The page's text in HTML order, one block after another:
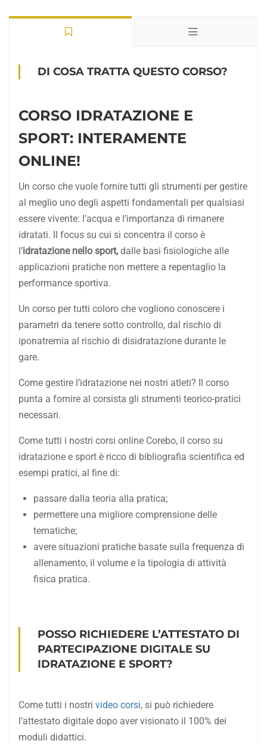
DI COSA TRATTA QUESTO CORSO?
CORSO IDRATAZIONE E
SPORT: INTERAMENTE
ONLINE!
Un corso che vuole fornire tutti gli strumenti per gestire
al meglio uno degli aspetti fondamentali per qualsiasi
essere vivente: l’acqua e l’importanza di rimanere
idratati. Il focus su cui si concentra il corso è
l’idratazione nello sport, dalle basi fisiologiche alle
applicazioni pratiche non mettere a repentaglio la
performance sportiva.
Un corso per tutti coloro che vogliono conoscere i
parametri da tenere sotto controllo, dal rischio di
iponatremia al rischio di disidratazione durante le
gare.
Come gestire l’idratazione nei nostri atleti? Il corso
punta a fornire al corsista gli strumenti teorico-pratici
necessari.
Come tutti i nostri corsi online Corebo, il corso su
idratazione e sport è ricco di bibliografia scientifica ed
esempi pratici, al fine di:
passare dalla teoria alla pratica;
permettere una migliore comprensione delle
tematiche;
avere situazioni pratiche basate sulla frequenza di
allenamento, il volume e la tipologia di attività
fisica pratica.
POSSO RICHIEDERE L’ATTESTATO DI
PARTECIPAZIONE DIGITALE SU
IDRATAZIONE E SPORT?
Come tutti i nostri video corsi, si può richiedere
l’attestato digitale dopo aver visionato il 100% dei
moduli didattici.